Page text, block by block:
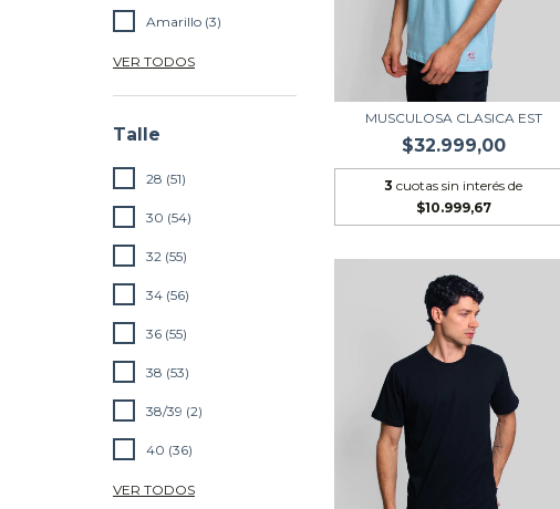
Amarillo (3)
VER TODOS
Talle
28 (51)
30 (54)
32 (55)
34 (56)
36 (55)
38 (53)
38/39 (2)
40 (36)
VER TODOS
MUSCULOSA CLASICA EST
$32.999,00
3 cuotas sin interés de
$10.999,67